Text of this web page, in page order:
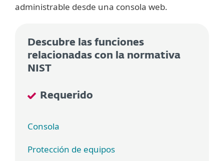
administrable desde una consola web.
Descubre las funciones
relacionadas con la normativa
NIST
Requerido
Consola
Protección de equipos